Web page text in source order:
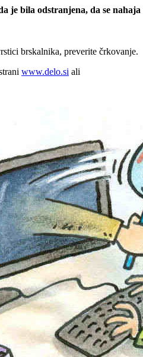
je bila odstranjena, da se
brskalnika, preverite črkovanje.
www.delo.si ali